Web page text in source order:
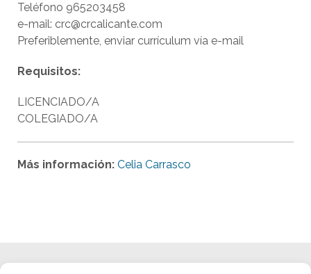
Teléfono 965203458
e-mail: crc@crcalicante.com
Preferiblemente, enviar currículum vía e-mail
Requisitos:
LICENCIADO/A
COLEGIADO/A
Más información: Celia Carrasco